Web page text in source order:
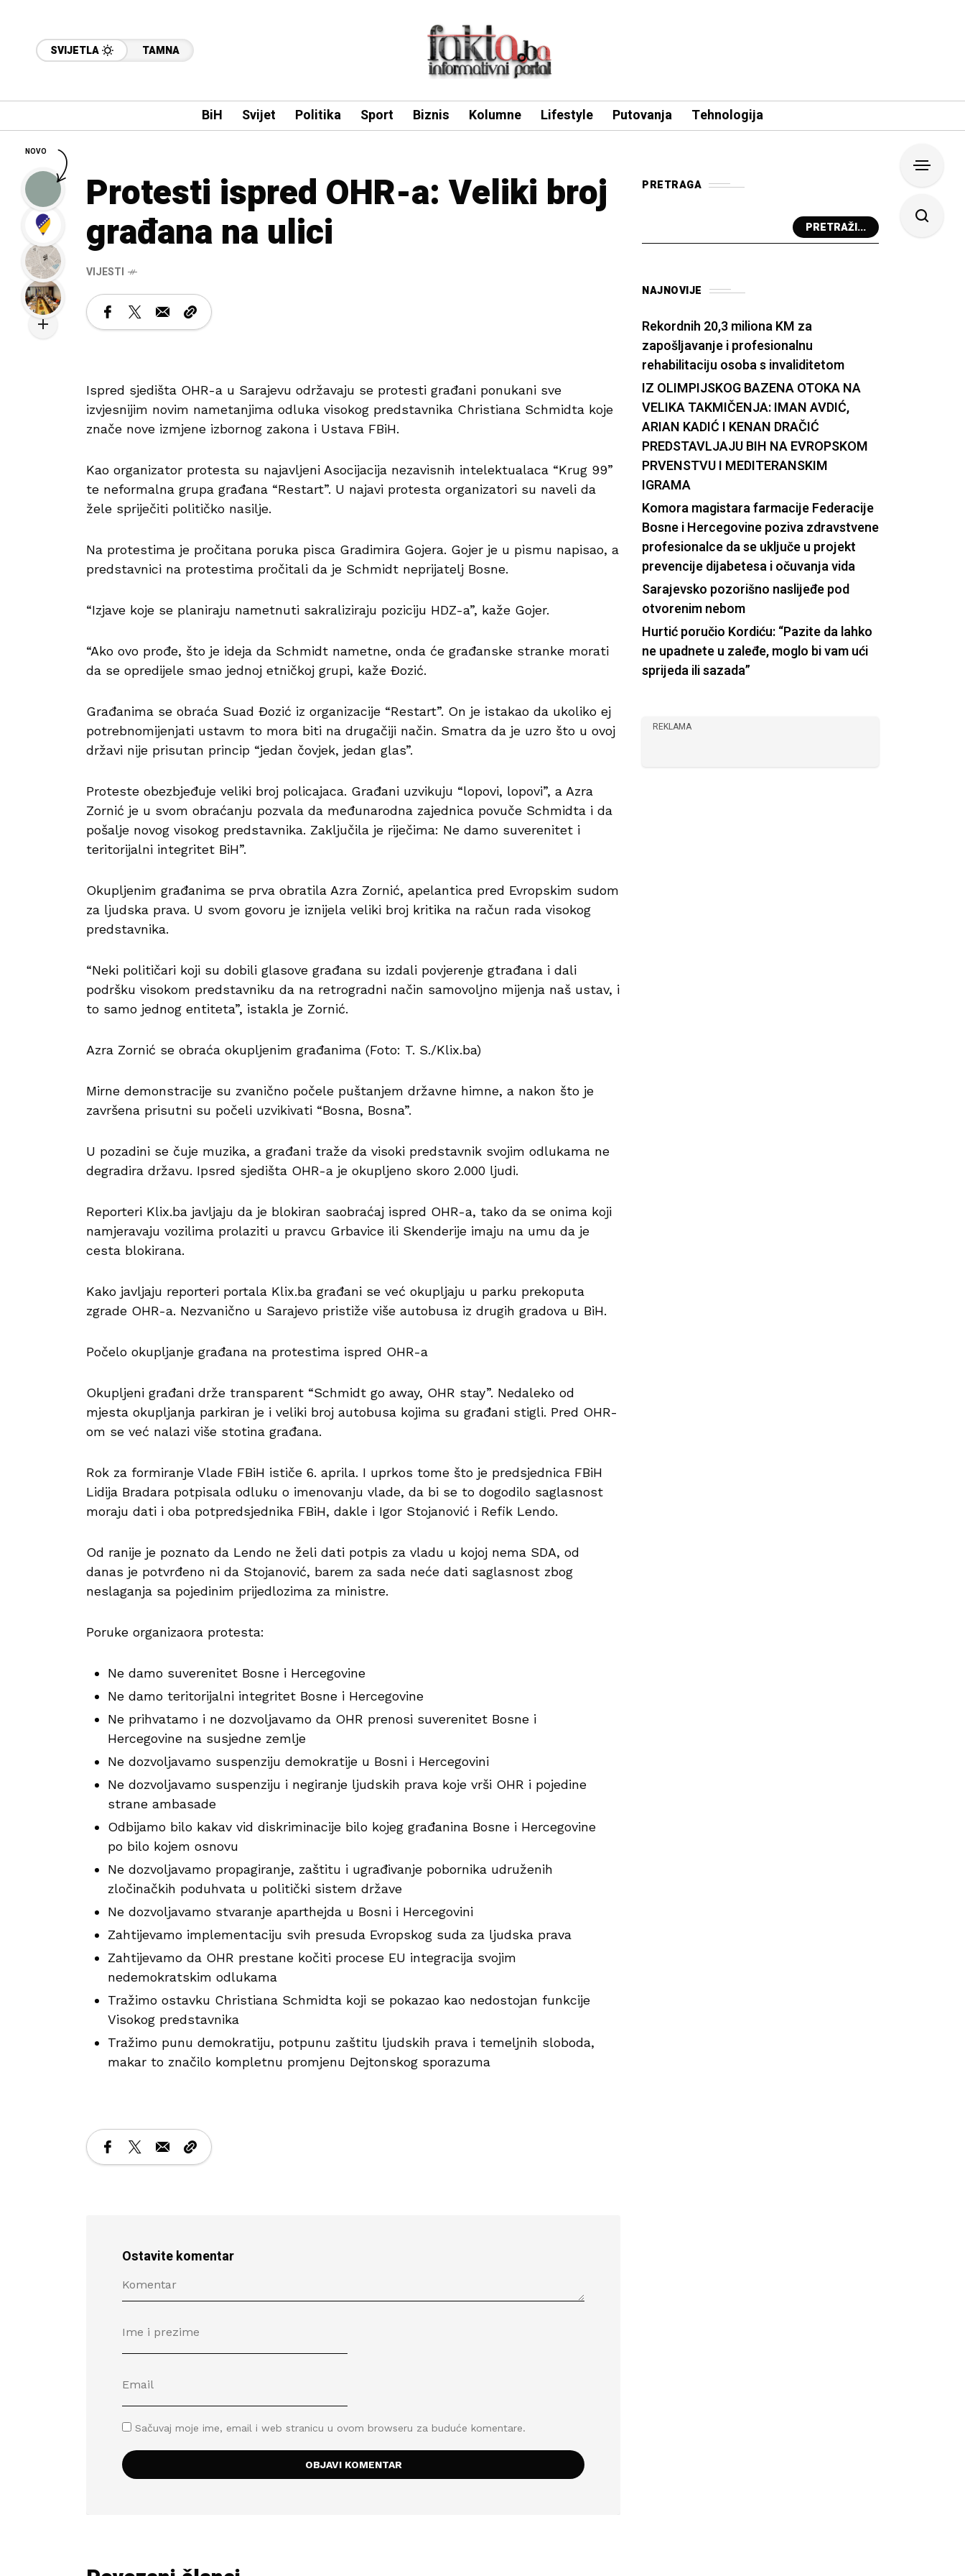
SVIJETLA TAMNA
BiH Svijet Politika Sport Biznis Kolumne Lifestyle Putovanja Tehnologija
Protesti ispred OHR-a: Veliki broj
građana na ulici
VIJESTI
Ispred sjedišta OHR-a u Sarajevu održavaju se protesti građani ponukani sve
izvjesnijim novim nametanjima odluka visokog predstavnika Christiana Schmidta koje
znače nove izmjene izbornog zakona i Ustava FBiH.
Kao organizator protesta su najavljeni Asocijacija nezavisnih intelektualaca “Krug 99”
te neformalna grupa građana “Restart”. U najavi protesta organizatori su naveli da
žele spriječiti političko nasilje.
Na protestima je pročitana poruka pisca Gradimira Gojera. Gojer je u pismu napisao, a
predstavnici na protestima pročitali da je Schmidt neprijatelj Bosne.
“Izjave koje se planiraju nametnuti sakraliziraju poziciju HDZ-a”, kaže Gojer.
“Ako ovo prođe, što je ideja da Schmidt nametne, onda će građanske stranke morati
da se opredijele smao jednoj etničkoj grupi, kaže Đozić.
Građanima se obraća Suad Đozić iz organizacije “Restart”. On je istakao da ukoliko ej
potrebnomijenjati ustavm to mora biti na drugačiji način. Smatra da je uzro što u ovoj
državi nije prisutan princip “jedan čovjek, jedan glas”.
Proteste obezbjeđuje veliki broj policajaca. Građani uzvikuju “lopovi, lopovi”, a Azra
Zornić je u svom obraćanju pozvala da međunarodna zajednica povuče Schmidta i da
pošalje novog visokog predstavnika. Zaključila je riječima: Ne damo suverenitet i
teritorijalni integritet BiH”.
Okupljenim građanima se prva obratila Azra Zornić, apelantica pred Evropskim sudom
za ljudska prava. U svom govoru je iznijela veliki broj kritika na račun rada visokog
predstavnika.
“Neki političari koji su dobili glasove građana su izdali povjerenje gtrađana i dali
podršku visokom predstavniku da na retrogradni način samovoljno mijenja naš ustav, i
to samo jednog entiteta”, istakla je Zornić.
Azra Zornić se obraća okupljenim građanima (Foto: T. S./Klix.ba)
Mirne demonstracije su zvanično počele puštanjem državne himne, a nakon što je
završena prisutni su počeli uzvikivati “Bosna, Bosna”.
U pozadini se čuje muzika, a građani traže da visoki predstavnik svojim odlukama ne
degradira državu. Ipsred sjedišta OHR-a je okupljeno skoro 2.000 ljudi.
Reporteri Klix.ba javljaju da je blokiran saobraćaj ispred OHR-a, tako da se onima koji
namjeravaju vozilima prolaziti u pravcu Grbavice ili Skenderije imaju na umu da je
cesta blokirana.
Kako javljaju reporteri portala Klix.ba građani se već okupljaju u parku prekoputa
zgrade OHR-a. Nezvanično u Sarajevo pristiže više autobusa iz drugih gradova u BiH.
Počelo okupljanje građana na protestima ispred OHR-a
Okupljeni građani drže transparent “Schmidt go away, OHR stay”. Nedaleko od
mjesta okupljanja parkiran je i veliki broj autobusa kojima su građani stigli. Pred OHR-
om se već nalazi više stotina građana.
Rok za formiranje Vlade FBiH ističe 6. aprila. I uprkos tome što je predsjednica FBiH
Lidija Bradara potpisala odluku o imenovanju vlade, da bi se to dogodilo saglasnost
moraju dati i oba potpredsjednika FBiH, dakle i Igor Stojanović i Refik Lendo.
Od ranije je poznato da Lendo ne želi dati potpis za vladu u kojoj nema SDA, od
danas je potvrđeno ni da Stojanović, barem za sada neće dati saglasnost zbog
neslaganja sa pojedinim prijedlozima za ministre.
Poruke organizaora protesta:
Ne damo suverenitet Bosne i Hercegovine
Ne damo teritorijalni integritet Bosne i Hercegovine
Ne prihvatamo i ne dozvoljavamo da OHR prenosi suverenitet Bosne i
Hercegovine na susjedne zemlje
Ne dozvoljavamo suspenziju demokratije u Bosni i Hercegovini
Ne dozvoljavamo suspenziju i negiranje ljudskih prava koje vrši OHR i pojedine
strane ambasade
Odbijamo bilo kakav vid diskriminacije bilo kojeg građanina Bosne i Hercegovine
po bilo kojem osnovu
Ne dozvoljavamo propagiranje, zaštitu i ugrađivanje pobornika udruženih
zločinačkih poduhvata u politički sistem države
Ne dozvoljavamo stvaranje aparthejda u Bosni i Hercegovini
Zahtijevamo implementaciju svih presuda Evropskog suda za ljudska prava
Zahtijevamo da OHR prestane kočiti procese EU integracija svojim
nedemokratskim odlukama
Tražimo ostavku Christiana Schmidta koji se pokazao kao nedostojan funkcije
Visokog predstavnika
Tražimo punu demokratiju, potpunu zaštitu ljudskih prava i temeljnih sloboda,
makar to značilo kompletnu promjenu Dejtonskog sporazuma
Ostavite komentar
Sačuvaj moje ime, email i web stranicu u ovom browseru za buduće komentare.
PRETRAGA
PRETRAŽI...
NAJNOVIJE
Rekordnih 20,3 miliona KM za
zapošljavanje i profesionalnu
rehabilitaciju osoba s invaliditetom
IZ OLIMPIJSKOG BAZENA OTOKA NA
VELIKA TAKMIČENJA: IMAN AVDIĆ,
ARIAN KADIĆ I KENAN DRAČIĆ
PREDSTAVLJAJU BIH NA EVROPSKOM
PRVENSTVU I MEDITERANSKIM
IGRAMA
Komora magistara farmacije Federacije
Bosne i Hercegovine poziva zdravstvene
profesionalce da se uključe u projekt
prevencije dijabetesa i očuvanja vida
Sarajevsko pozorišno naslijeđe pod
otvorenim nebom
Hurtić poručio Kordiću: “Pazite da lahko
ne upadnete u zaleđe, moglo bi vam ući
sprijeda ili sazada”
REKLAMA
NOVO